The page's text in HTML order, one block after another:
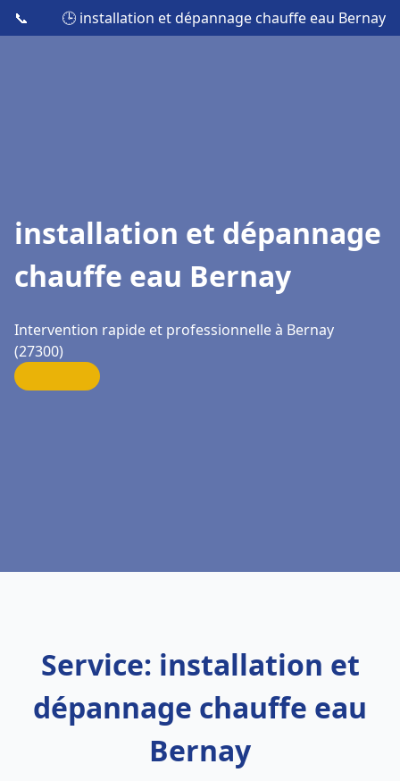
📞 🕒 installation et dépannage chauffe eau Bernay
installation et dépannage
chauffe eau Bernay
Intervention rapide et professionnelle à Bernay
(27300)
Service: installation et
dépannage chauffe eau
Bernay